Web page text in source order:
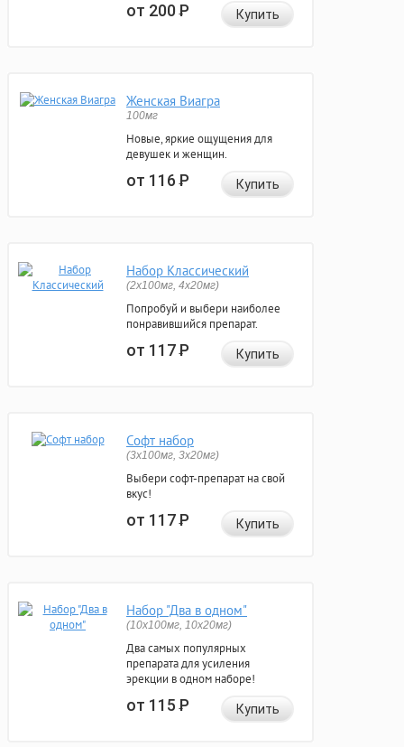
от 200Р Купить
Женская Виагра
100мг
Новые, яркие ощущения для
девушек и женщин.
от 116Р Купить
Набор Классический
(2x100мг, 4x20мг)
Попробуй и выбери наиболее
понравившийся препарат.
от 117Р Купить
Софт набор
(3x100мг, 3x20мг)
Выбери софт-препарат на свой
вкус!
от 117Р Купить
Набор "Два в одном"
(10x100мг, 10x20мг)
Два самых популярных
препарата для усиления
эрекции в одном наборе!
от 115Р Купить